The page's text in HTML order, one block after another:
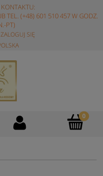
TEL. (+48) 601 510 457 W GODZ.
PT)
ZALOGUJ SIĘ